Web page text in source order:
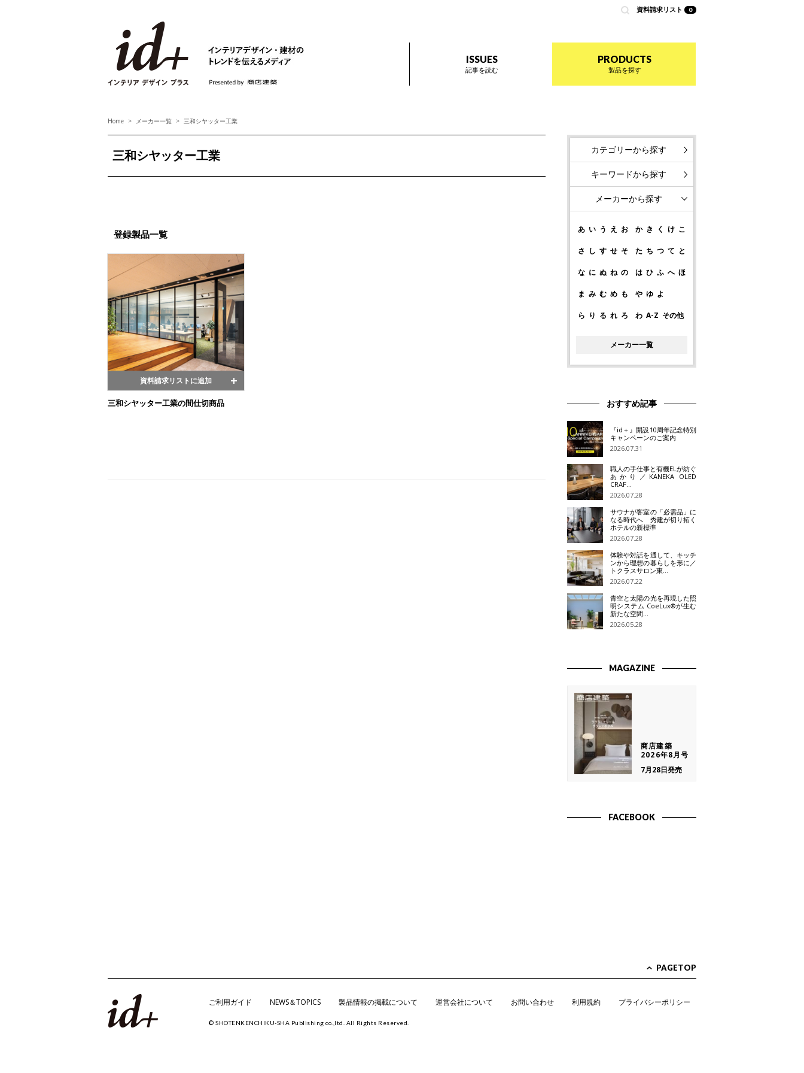
資料請求リスト 0
ISSUES
記事を読む
PRODUCTS
製品を探す
Home メーカー一覧 三和シヤッター工業
三和シヤッター工業
登録製品一覧
資料請求リストに追加
三和シヤッター工業の間仕切商品
カテゴリーから探す
キーワードから探す
メーカーから探す
あ い う え お か き く け こ
さ し す せ そ た ち つ て と
な に ぬ ね の は ひ ふ へ ほ
ま み む め も や ゆ よ
ら り る れ ろ わ A-Z その他
メーカー一覧
おすすめ記事
『id＋』開設10周年記念特別
キャンペーンのご案内
2026.07.31
職人の手仕事と有機ELが紡ぐ
あかり／KANEKA OLED
CRAF…
2026.07.28
サウナが客室の「必需品」に
なる時代へ 秀建が切り拓く
ホテルの新標準
2026.07.28
体験や対話を通して、キッチ
ンから理想の暮らしを形に／
トクラスサロン東…
2026.07.22
青空と太陽の光を再現した照
明システム CoeLux®が生む
新たな空間…
2026.05.28
MAGAZINE
商店建築
2026年8月号
7月28日発売
FACEBOOK
PAGETOP
ご利用ガイド NEWS＆TOPICS 製品情報の掲載について 運営会社について お問い合わせ 利用規約 プライバシーポリシー
© SHOTENKENCHIKU-SHA Publishing co.,ltd. All Rights Reserved.